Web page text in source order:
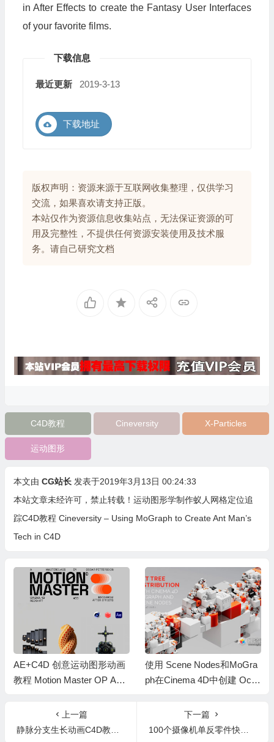
in After Effects to create the Fantasy User Interfaces
of your favorite films.
下载信息
最近更新 2019-3-13
下载地址
版权声明：资源来源于互联网收集整理，仅供学习
交流，如果喜欢请支持正版。
本站仅作为资源信息收集站点，无法保证资源的可
用及完整性，不提供任何资源安装使用及技术服
务。请自己研究文档
C4D教程 Cineversity X-Particles
运动图形
本文由 CG站长 发表于2019年3月13日 00:24:33
本站文章未经许可，禁止转载！ 运动图形学制作蚁人网格定位追
踪C4D教程 Cineversity – Using MoGraph to Create Ant Man’s
Tech in C4D
AE+C4D 创意运动图形动画
教程 Motion Master OP Ani
使用 Scene Nodes和MoGra
ph在Cinema 4D中创建 Oct
上一篇
静脉分支生长动画C4D教程 Cineversity – Growing Structures – Branches and Veins In Cinema 4D
下一篇
100个摄像机单反零件快门拍摄无损音效